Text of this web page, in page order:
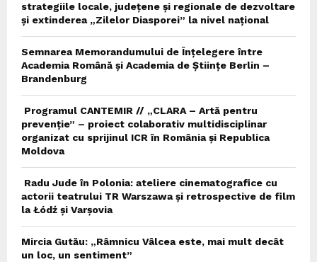
strategiile locale, județene și regionale de dezvoltare
și extinderea „Zilelor Diasporei” la nivel național
Semnarea Memorandumului de Înțelegere între
Academia Română și Academia de Științe Berlin –
Brandenburg
Programul CANTEMIR // „CLARA – Artă pentru
prevenție” – proiect colaborativ multidisciplinar
organizat cu sprijinul ICR în România și Republica
Moldova
Radu Jude în Polonia: ateliere cinematografice cu
actorii teatrului TR Warszawa și retrospective de film
la Łódź și Varșovia
Mircia Gutău: „Râmnicu Vâlcea este, mai mult decât
un loc, un sentiment”